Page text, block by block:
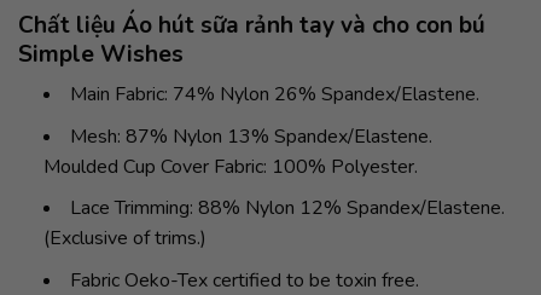
Chất liệu Áo hút sữa rảnh tay và cho con bú
Simple Wishes
Main Fabric: 74% Nylon 26% Spandex/Elastene.
Mesh: 87% Nylon 13% Spandex/Elastene.
Moulded Cup Cover Fabric: 100% Polyester.
Lace Trimming: 88% Nylon 12% Spandex/Elastene.
(Exclusive of trims.)
Fabric Oeko-Tex certified to be toxin free.